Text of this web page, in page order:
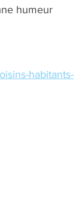
humeur
habitants-